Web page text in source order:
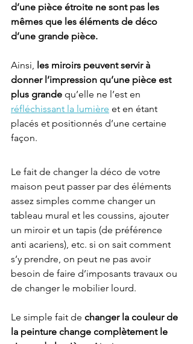
d’une pièce étroite ne sont pas les
mêmes que les éléments de déco
d’une grande pièce.
Ainsi, les miroirs peuvent servir à
donner l’impression qu’une pièce est
plus grande qu’elle ne l’est en
réfléchissant la lumière et en étant
placés et positionnés d’une certaine
façon.
Le fait de changer la déco de votre
maison peut passer par des éléments
assez simples comme changer un
tableau mural et les coussins, ajouter
un miroir et un tapis (de préférence
anti acariens), etc. si on sait comment
s’y prendre, on peut ne pas avoir
besoin de faire d’imposants travaux ou
de changer le mobilier lourd.
Le simple fait de changer la couleur de
la peinture change complètement le